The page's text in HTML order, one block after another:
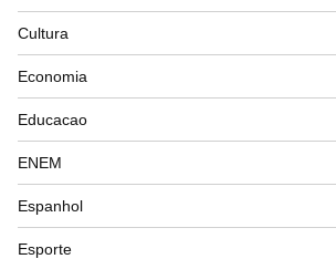
Cultura
Economia
Educacao
ENEM
Espanhol
Esporte